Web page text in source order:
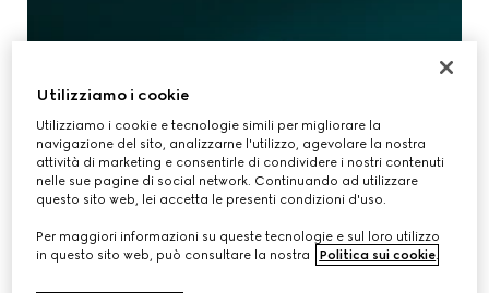
Utilizziamo i cookie
Utilizziamo i cookie e tecnologie simili per migliorare la
navigazione del sito, analizzarne l'utilizzo, agevolare la nostra
attività di marketing e consentirle di condividere i nostri contenuti
nelle sue pagine di social network. Continuando ad utilizzare
questo sito web, lei accetta le presenti condizioni d'uso.
Per maggiori informazioni su queste tecnologie e sul loro utilizzo
in questo sito web, può consultare la nostra
Politica sui cookie.